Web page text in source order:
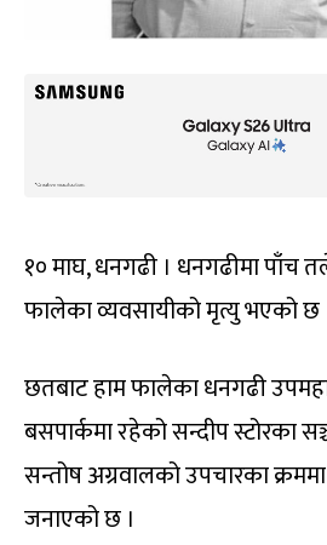
१० माघ, धनगढी । धनगढीमा पाँच
फालेका व्यवसायीको मृत्यु भएको छ
छतबाट हाम फालेका धनगढी
बसपार्कमा रहेको सन्दीप स्टोरका
सन्तोष अग्रवालको उपचारका
जनाएको छ ।